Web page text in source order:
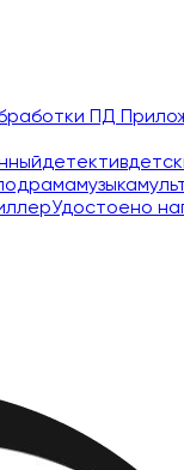
ПД
детектив
музыка
Удостоено